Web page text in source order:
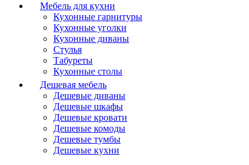
Мебель для кухни
Кухонные гарнитуры
Кухонные уголки
Кухонные диваны
Стулья
Табуреты
Кухонные столы
Дешевая мебель
Дешевые диваны
Дешевые шкафы
Дешевые кровати
Дешевые комоды
Дешевые тумбы
Дешевые кухни